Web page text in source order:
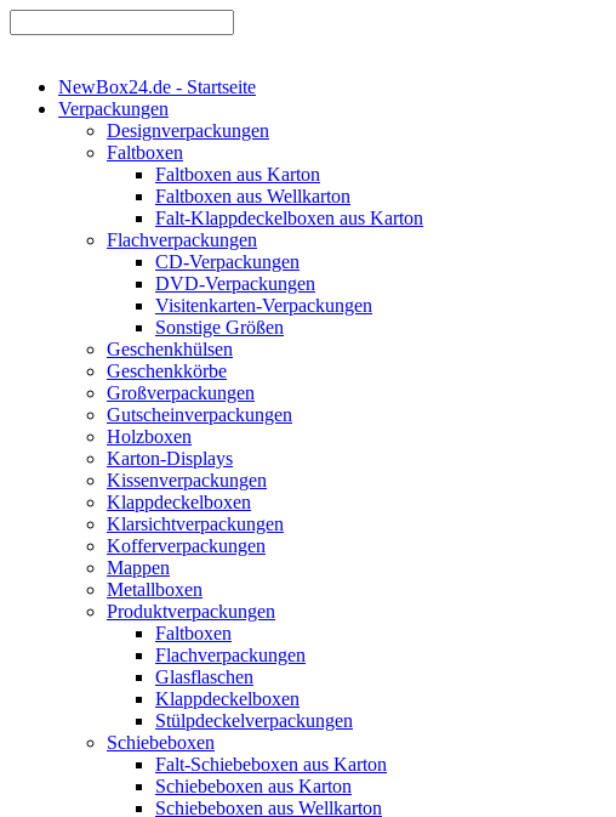
NewBox24.de - Startseite
Verpackungen
Designverpackungen
Faltboxen
Faltboxen aus Karton
Faltboxen aus Wellkarton
Falt-Klappdeckelboxen aus Karton
Flachverpackungen
CD-Verpackungen
DVD-Verpackungen
Visitenkarten-Verpackungen
Sonstige Größen
Geschenkhülsen
Geschenkkörbe
Großverpackungen
Gutscheinverpackungen
Holzboxen
Karton-Displays
Kissenverpackungen
Klappdeckelboxen
Klarsichtverpackungen
Kofferverpackungen
Mappen
Metallboxen
Produktverpackungen
Faltboxen
Flachverpackungen
Glasflaschen
Klappdeckelboxen
Stülpdeckelverpackungen
Schiebeboxen
Falt-Schiebeboxen aus Karton
Schiebeboxen aus Karton
Schiebeboxen aus Wellkarton